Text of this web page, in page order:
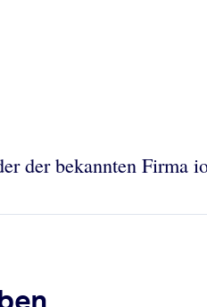
der bekannten Firma